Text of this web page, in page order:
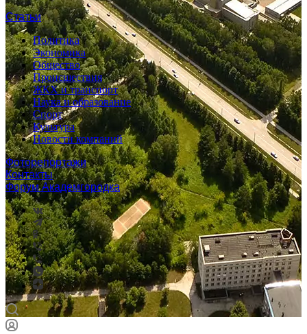
Статьи
Политика
Экономика
Общество
Происшествия
ЖКХ и транспорт
Наука и образование
Спорт
Культура
Новости компаний
Фоторепортажи
Контакты
Форум Академгородка